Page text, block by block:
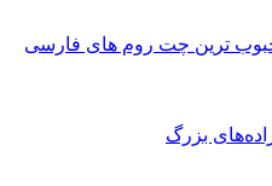
ترین چت روم های فارسی
بزرگ